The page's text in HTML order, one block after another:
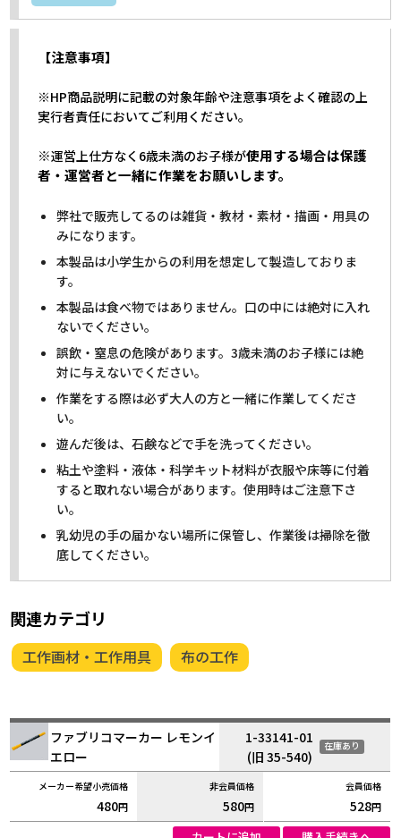
【注意事項】
※HP商品説明に記載の対象年齢や注意事項をよく確認の上
実行者責任においてご利用ください。
※運営上仕方なく6歳未満のお子様が使用する場合は保護
者・運営者と一緒に作業をお願いします。
弊社で販売してるのは雑貨・教材・素材・描画・用具の
みになります。
本製品は小学生からの利用を想定して製造しておりま
す。
本製品は食べ物ではありません。口の中には絶対に入れ
ないでください。
誤飲・窒息の危険があります。3歳未満のお子様には絶
対に与えないでください。
作業をする際は必ず大人の方と一緒に作業してくださ
い。
遊んだ後は、石鹸などで手を洗ってください。
粘土や塗料・液体・科学キット材料が衣服や床等に付着
すると取れない場合があります。使用時はご注意下さ
い。
乳幼児の手の届かない場所に保管し、作業後は掃除を徹
底してください。
関連カテゴリ
工作画材・工作用具 布の工作
ファブリコマーカー レモンイ
エロー
1-33141-01
(旧 35-540)
在庫あり
480円 580円 528円